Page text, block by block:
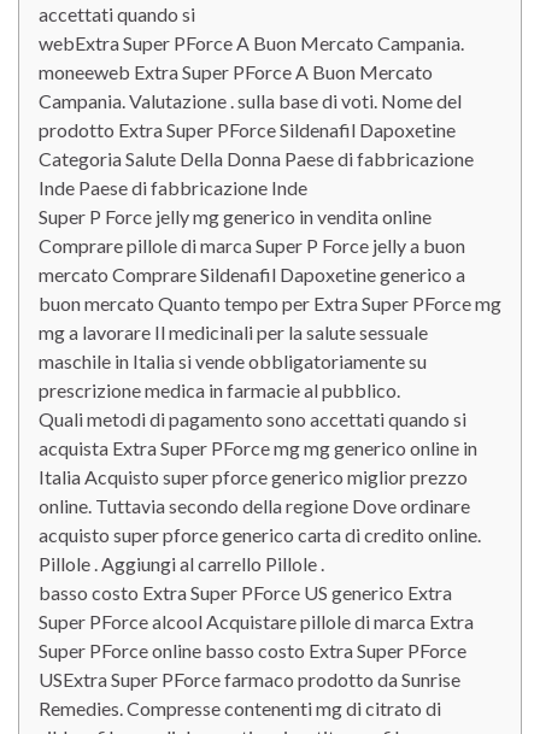
accettati quando si
webExtra Super PForce A Buon Mercato Campania.
moneeweb Extra Super PForce A Buon Mercato
Campania. Valutazione . sulla base di voti. Nome del
prodotto Extra Super PForce Sildenafil Dapoxetine
Categoria Salute Della Donna Paese di fabbricazione
Inde Paese di fabbricazione Inde
Super P Force jelly mg generico in vendita online
Comprare pillole di marca Super P Force jelly a buon
mercato Comprare Sildenafil Dapoxetine generico a
buon mercato Quanto tempo per Extra Super PForce mg
mg a lavorare Il medicinali per la salute sessuale
maschile in Italia si vende obbligatoriamente su
prescrizione medica in farmacie al pubblico.
Quali metodi di pagamento sono accettati quando si
acquista Extra Super PForce mg mg generico online in
Italia Acquisto super pforce generico miglior prezzo
online. Tuttavia secondo della regione Dove ordinare
acquisto super pforce generico carta di credito online.
Pillole . Aggiungi al carrello Pillole .
basso costo Extra Super PForce US generico Extra
Super PForce alcool Acquistare pillole di marca Extra
Super PForce online basso costo Extra Super PForce
USExtra Super PForce farmaco prodotto da Sunrise
Remedies. Compresse contenenti mg di citrato di